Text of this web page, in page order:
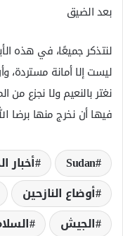
بعد الضيق
لنتذكر جميعًا، في هذه
ليست إلا أمانة مستردة،
نغتر بالنعيم ولا نجزع من
فيها أن نخرج منها برضا
Sudan أخبار
أوضاع النازحين
الجيش